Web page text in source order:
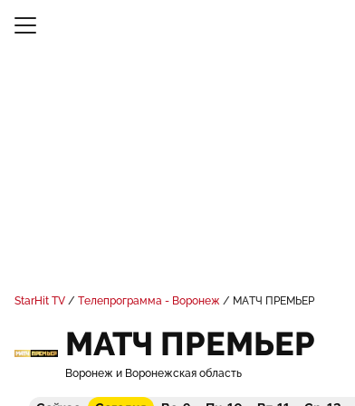
StarHit TV Телепрограмма - Воронеж МАТЧ ПРЕМЬЕР
МАТЧ ПРЕМЬЕР
Воронеж и Воронежская область